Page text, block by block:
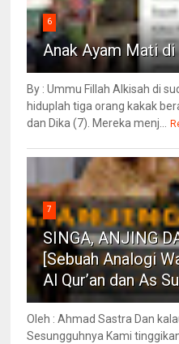
6
Anak Ayam Mati
By : Ummu Fillah Alkisah di
hiduplah tiga orang kakak
dan Dika (7). Mereka menj...
7
SINGA, ANJING
[Sebuah Analogi
Al Qur’an dan As
Oleh : Ahmad Sastra Dan
Sesungguhnya Kami